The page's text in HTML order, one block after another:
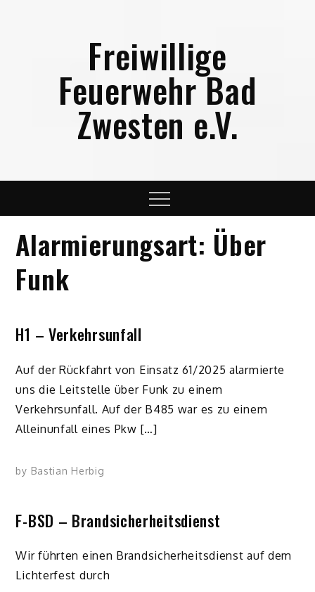
Freiwillige
Feuerwehr Bad
Zwesten e.V.
Menu
Alarmierungsart: Über
Funk
H1 – Verkehrsunfall
Auf der Rückfahrt von Einsatz 61/2025 alarmierte
uns die Leitstelle über Funk zu einem
Verkehrsunfall. Auf der B485 war es zu einem
Alleinunfall eines Pkw […]
by Bastian Herbig
F-BSD – Brandsicherheitsdienst
Wir führten einen Brandsicherheitsdienst auf dem
Lichterfest durch